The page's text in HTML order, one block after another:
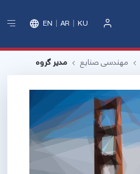
EN AR KU
مهندسی صنایع مدیر‌ گروه